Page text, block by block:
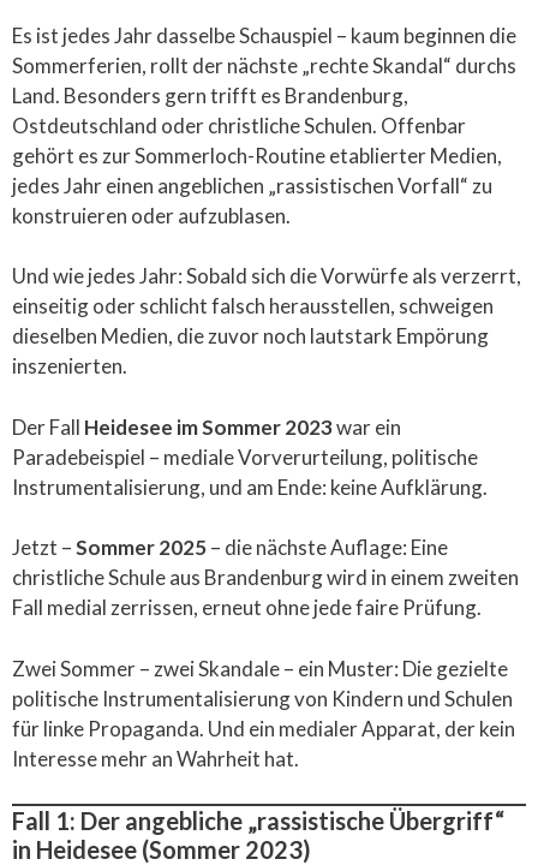
Es ist jedes Jahr dasselbe Schauspiel – kaum beginnen die
Sommerferien, rollt der nächste „rechte Skandal“ durchs
Land. Besonders gern trifft es Brandenburg,
Ostdeutschland oder christliche Schulen. Offenbar
gehört es zur Sommerloch-Routine etablierter Medien,
jedes Jahr einen angeblichen „rassistischen Vorfall“ zu
konstruieren oder aufzublasen.
Und wie jedes Jahr: Sobald sich die Vorwürfe als verzerrt,
einseitig oder schlicht falsch herausstellen, schweigen
dieselben Medien, die zuvor noch lautstark Empörung
inszenierten.
Der Fall Heidesee im Sommer 2023war ein
Paradebeispiel – mediale Vorverurteilung, politische
Instrumentalisierung, und am Ende: keine Aufklärung.
Jetzt –Sommer 2025– die nächste Auflage: Eine
christliche Schule aus Brandenburg wird in einem zweiten
Fall medial zerrissen, erneut ohne jede faire Prüfung.
Zwei Sommer – zwei Skandale – ein Muster: Die gezielte
politische Instrumentalisierung von Kindern und Schulen
für linke Propaganda. Und ein medialer Apparat, der kein
Interesse mehr an Wahrheit hat.
Fall 1: Der angebliche „rassistische Übergriff“
in Heidesee (Sommer 2023)